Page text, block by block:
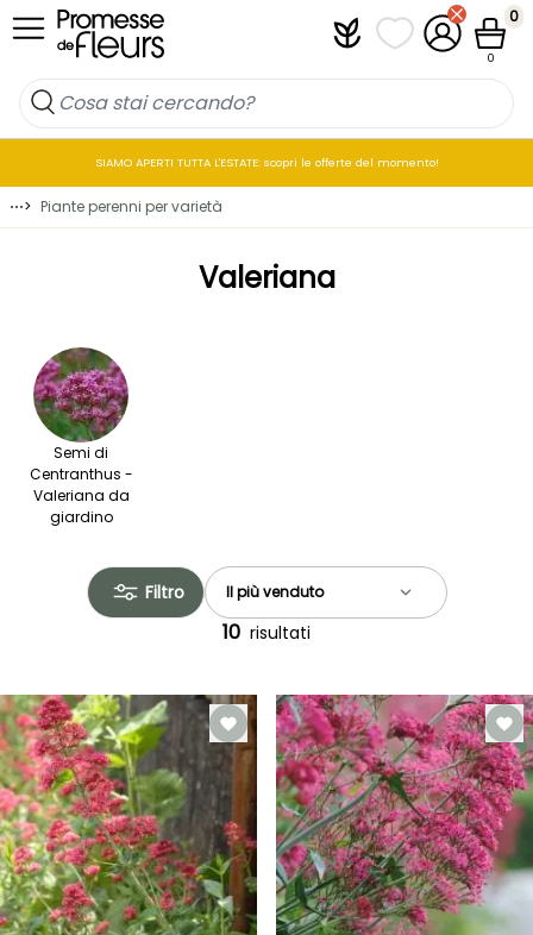
Salta al contenuto PlantfitI miei elenchi di
Il mio
0
0
SIAMO APERTI TUTTA L'ESTATE: scopri le offerte del momento!
⋯> Piante perenni per varietà
Valeriana
Semi di
Centranthus -
Valeriana da
giardino
Filtro
10 risultati